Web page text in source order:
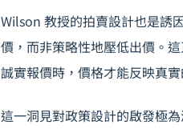
Wilson 教授的拍賣設計也是誘
價，而非策略性地壓低出價。
誠實報價時，價格才能反映真實
這一洞見對政策設計的啟發極